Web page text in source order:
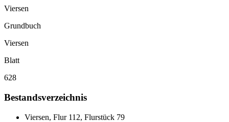
Viersen
Grundbuch
Viersen
Blatt
628
Bestandsverzeichnis
Viersen, Flur 112, Flurstück 79